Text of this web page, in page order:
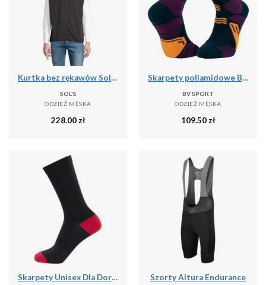
Kurtka bez rękawów Sol's Falcon Bw
SOL'S
ODZIEŻ MĘSKA
228.00zł
Skarpety poliamidowe BV Sport GR Mid
BV SPORT
ODZIEŻ MĘSKA
109.50zł
Skarpety Unisex Dla Dorosłych Solace (zestaw 5 Sztuk) Szorty Altura Endurance